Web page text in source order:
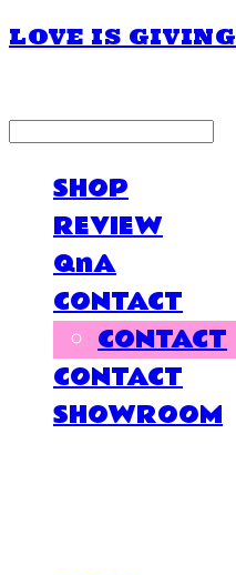
LOVE IS GIVING
SHOP
REVIEW
QnA
CONTACT
CONTACT
CONTACT
SHOWROOM